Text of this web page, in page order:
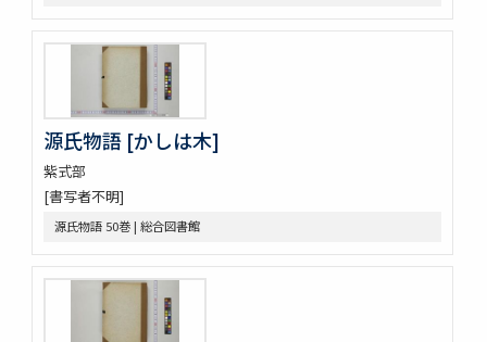
言靈初傳目録
蘿鬘 3巻
音義本末圖
玉鉾百首
音義本末考
槙のいた屋
詞八衢捷徑詞玉緒統括辭玉襷
改正玉襷添紐
玉襷添紐下解
源氏物語 [かしは木]
紫式部
[書写者不明]
源氏物語 50巻 | 総合図書館